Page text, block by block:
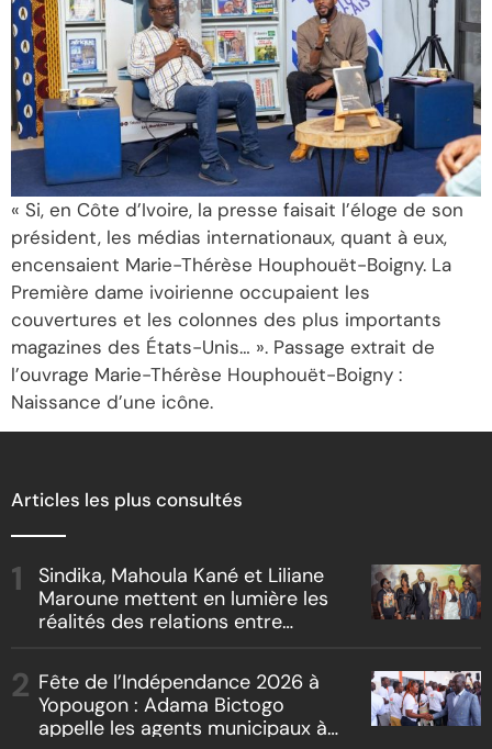
« Si, en Côte d’Ivoire, la presse faisait l’éloge de son
président, les médias internationaux, quant à eux,
encensaient Marie-Thérèse Houphouët-Boigny. La
Première dame ivoirienne occupaient les
couvertures et les colonnes des plus importants
magazines des États-Unis… ». Passage extrait de
l’ouvrage Marie-Thérèse Houphouët-Boigny :
Naissance d’une icône.
Articles les plus consultés
Sindika, Mahoula Kané et Liliane
Maroune mettent en lumière les
réalités des relations entre
« Boss vs Boss »
Fête de l’Indépendance 2026 à
Yopougon : Adama Bictogo
appelle les agents municipaux à